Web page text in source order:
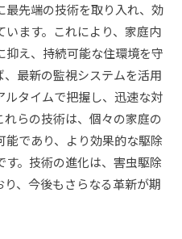
最先端の技術を取り入れ、効
ます。これにより、家庭内
え、持続可能な住環境を守
最新の監視システムを活用
ルタイムで把握し、迅速な対
らの技術は、個々の家庭の
であり、より効果的な駆除
。技術の進化は、害虫駆除
、今後もさらなる革新が期